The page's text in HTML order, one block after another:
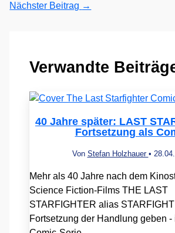
Nächster Beitrag →
Verwandte
40 Jahre später: LAST
Fortsetzung als
Von Stefan Holzhauer •
Mehr als 40 Jahre nach dem
Science Fiction-Films THE LAST
STARFIGHTER alias
Fortsetzung der Handlung geben -